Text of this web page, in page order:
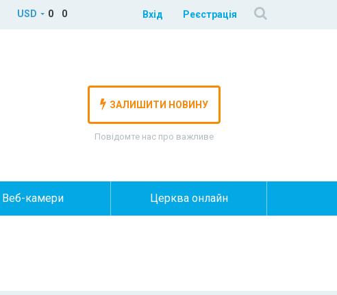
USD 0 0 Вхід Реєстрація
ЗАЛИШИТИ НОВИНУ
Повідомте нас про важливе
Веб-камери Церква онлайн